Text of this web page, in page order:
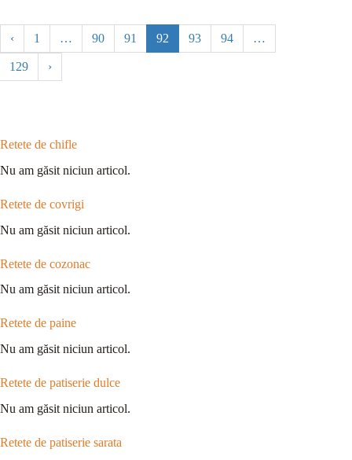
‹ 1 … 90 91 92 93 94 …
129 ›
Retete de chifle
Nu am găsit niciun articol.
Retete de covrigi
Nu am găsit niciun articol.
Retete de cozonac
Nu am găsit niciun articol.
Retete de paine
Nu am găsit niciun articol.
Retete de patiserie dulce
Nu am găsit niciun articol.
Retete de patiserie sarata